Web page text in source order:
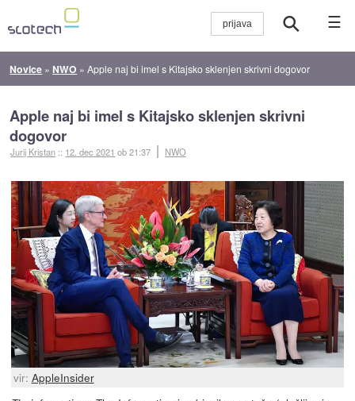
☰
Novice » NWO »Apple naj bi imel s Kitajsko sklenjen skrivni dogovor
Apple naj bi imel s Kitajsko sklenjen skrivni
dogovor
Jurij Kristan :: 12. dec 2021 ob 21:37 NWO
vir: AppleInsider